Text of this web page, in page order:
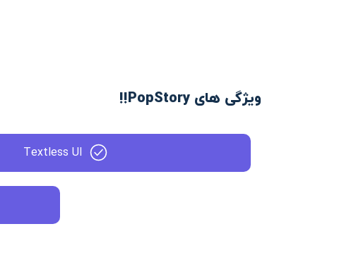
ویژگی های PopStory!!
Textless UI